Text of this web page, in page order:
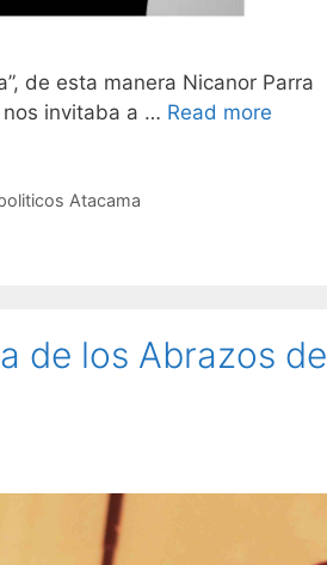
de esta manera Nicanor Parra
nos invitaba a … Read more
Atacama
de los Abrazos de